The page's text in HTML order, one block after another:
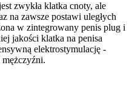
zwykła klatka cnoty, ale
na zawsze postawi uległych
w zintegrowany penis plug i
jakości klatka na penisa
elektrostymulację -
mężczyźni.